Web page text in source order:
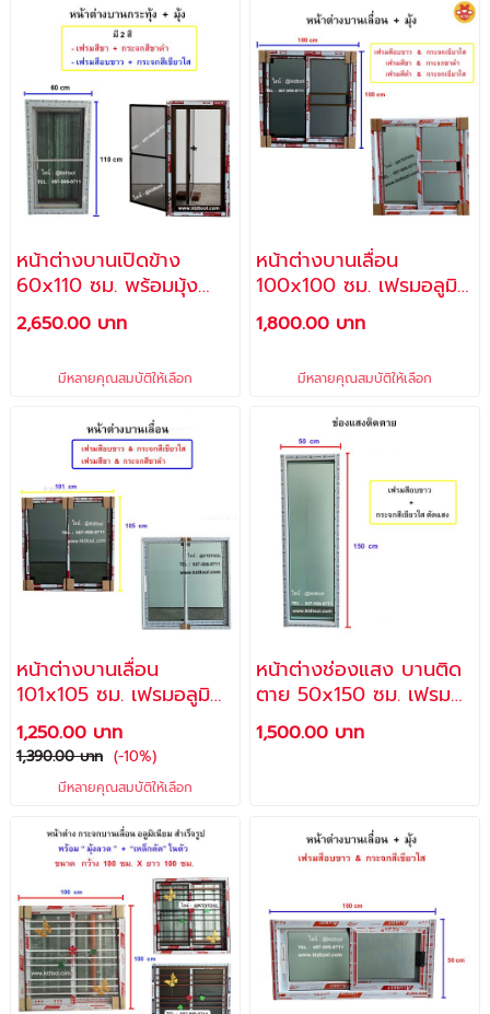
หน้าต่างบานเปิดข้าง
60x110 ซม. พร้อมมุ้ง
ลวด (แถม สกรู + พุ๊ก
พลาสติก สำหรับติดตั้ง)
2,650.00 บาท
มีหลายคุณสมบัติให้เลือก
หน้าต่างบานเลื่อน
100x100 ซม. เฟรมอลูมิ
เนียมสีอบขาว & กระจกสี
เขียวใสตัดแสง + มุ้ง
สำหรับติดตั้ง)
1,800.00 บาท
มีหลายคุณสมบัติให้เลือก
หน้าต่างบานเลื่อน
101x105 ซม. เฟรมอลูมิ
เนียม 2 ช่อง & ไม่มีมุ้ง
(**FREE** พุ๊กและสกรู
สำหรับติดตั้ง)
1,250.00 บาท
1,390.00 บาท (-10%)
มีหลายคุณสมบัติให้เลือก
หน้าต่างช่องแสง บานติด
ตาย 50x150 ซม. เฟรม
อลูมิเนียม สีอบขาว กระจก
สีเขียวใสตัดแสง (แถม
1,500.00 บาท